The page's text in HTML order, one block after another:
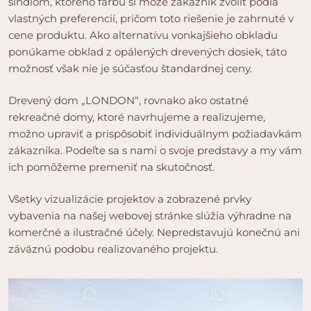
vlastných preferencií, pričom toto riešenie je zahrnuté v
cene produktu. Ako alternatívu vonkajšieho obkladu
ponúkame obklad z opálených drevených dosiek, táto
možnosť však nie je súčasťou štandardnej ceny.
Drevený dom „LONDON“, rovnako ako ostatné
rekreačné domy, ktoré navrhujeme a realizujeme,
možno upraviť a prispôsobiť individuálnym požiadavkám
zákazníka. Podeľte sa s nami o svoje predstavy a my vám
ich pomôžeme premeniť na skutočnosť.
Všetky vizualizácie projektov a zobrazené prvky
vybavenia na našej webovej stránke slúžia výhradne na
komerčné a ilustračné účely. Nepredstavujú konečnú ani
záväznú podobu realizovaného projektu.